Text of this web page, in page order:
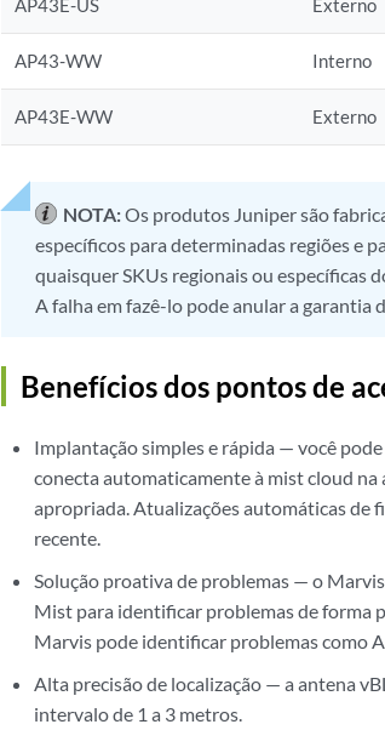
AP43-WW Interno
AP43E-WW Externo
NOTA:Os produtos Juniper são
específicos para determinadas regiões e
quaisquer SKUs regionais ou específicas
A falha em fazê-lo pode anular a garantia
Benefícios dos pontos de
Implantação simples e rápida — você
conecta automaticamente à mist cloud na
apropriada. Atualizações automáticas de
recente.
Solução proativa de problemas — o
Mist para identificar problemas de forma
Marvis pode identificar problemas como
Alta precisão de localização — a antena
intervalo de 1 a 3 metros.